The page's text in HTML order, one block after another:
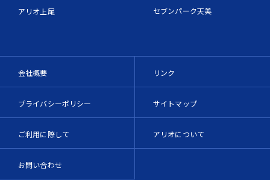
アリオ上尾 セブンパーク天美
会社概要
プライバシーポリシー
ご利用に際して
お問い合わせ
リンク
サイトマップ
アリオについて